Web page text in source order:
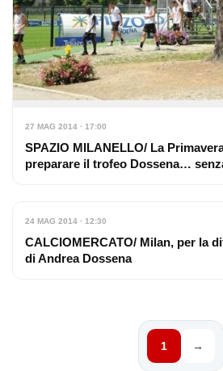
27 MAG 2014 · 17:00
SPAZIO MILANELLO/ La
preparare il trofeo Dossena…
24 MAG 2014 · 12:30
CALCIOMERCATO/ Milan, per la
di Andrea Dossena
1 →